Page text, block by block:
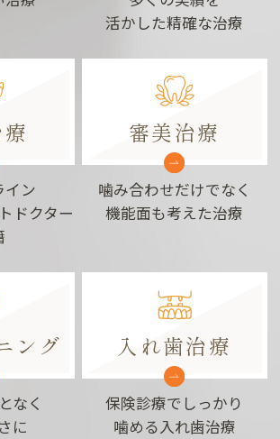
活かした精確な治療
イン
ドクター
審美治療
噛み合わせだけでなく
機能面も考えた治療
ング
なく
に
入れ歯治療
保険診療でしっかり
噛める入れ歯治療